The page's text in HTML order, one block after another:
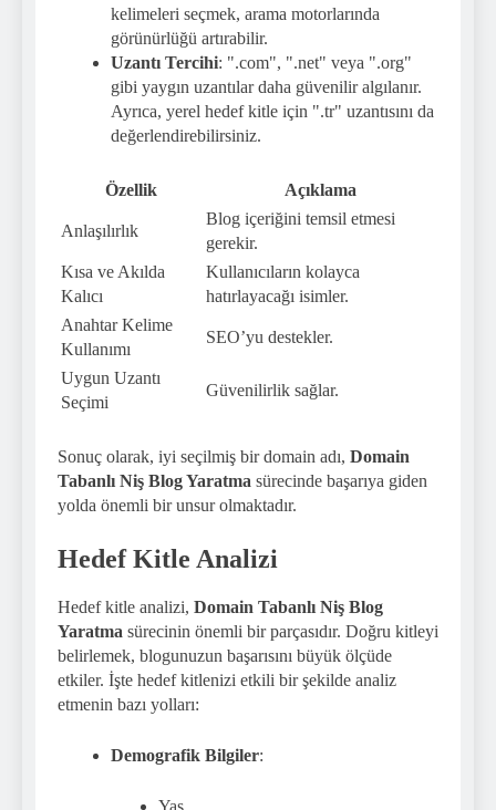
kelimeleri seçmek, arama motorlarında
görünürlüğü artırabilir.
Uzantı Tercihi: ".com", ".net" veya ".org"
gibi yaygın uzantılar daha güvenilir algılanır.
Ayrıca, yerel hedef kitle için ".tr" uzantısını da
değerlendirebilirsiniz.
Özellik Açıklama
Anlaşılırlık
Blog içeriğini temsil etmesi
gerekir.
Kısa ve Akılda
Kalıcı
Kullanıcıların kolayca
hatırlayacağı isimler.
Anahtar Kelime
Kullanımı
SEO’yu destekler.
Uygun Uzantı
Seçimi
Güvenilirlik sağlar.
Sonuç olarak, iyi seçilmiş bir domain adı, Domain
Tabanlı Niş Blog Yaratma sürecinde başarıya giden
yolda önemli bir unsur olmaktadır.
Hedef Kitle Analizi
Hedef kitle analizi, Domain Tabanlı Niş Blog
Yaratma sürecinin önemli bir parçasıdır. Doğru kitleyi
belirlemek, blogunuzun başarısını büyük ölçüde
etkiler. İşte hedef kitlenizi etkili bir şekilde analiz
etmenin bazı yolları:
Demografik Bilgiler: